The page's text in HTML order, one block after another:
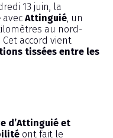
13 juin, la
avec Attinguié , un
au nord-
Cet accord vient
tissées entre les
d’Attinguié et
ont fait le